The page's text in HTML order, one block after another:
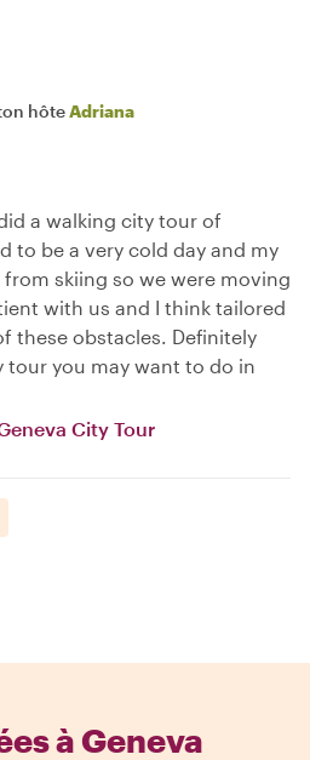
hôteAdriana
a walking city tour of
to be a very cold day and my
skiing so we were moving
with us and I think tailored
these obstacles. Definitely
tour you may want to do in
City Tour
à Geneva